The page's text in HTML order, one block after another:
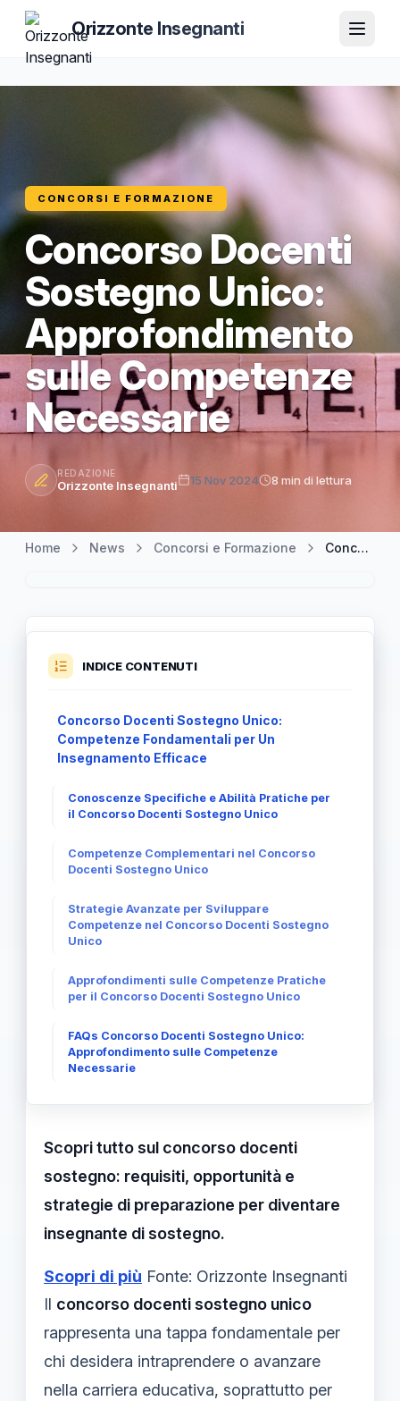
Orizzonte Insegnanti
CONCORSI E FORMAZIONE
Concorso Docenti
Sostegno Unico:
Approfondimento
sulle Competenze
Necessarie
REDAZIONE
Orizzonte Insegnanti 15 Nov 2024 8 min di lettura
Home News Concorsi e Formazione Concorso Docenti Sostegno Unico: Approfondimento sulle Competenze Necessarie
INDICE CONTENUTI
Concorso Docenti Sostegno Unico:
Competenze Fondamentali per Un
Insegnamento Efficace
Conoscenze Specifiche e Abilità Pratiche per
il Concorso Docenti Sostegno Unico
Competenze Complementari nel Concorso
Docenti Sostegno Unico
Strategie Avanzate per Sviluppare
Competenze nel Concorso Docenti Sostegno
Unico
Approfondimenti sulle Competenze Pratiche
per il Concorso Docenti Sostegno Unico
FAQs Concorso Docenti Sostegno Unico:
Approfondimento sulle Competenze
Necessarie
Scopri tutto sul concorso docenti
sostegno: requisiti, opportunità e
strategie di preparazione per diventare
insegnante di sostegno.
Scopri di più Fonte: Orizzonte Insegnanti
Il concorso docenti sostegno unico
rappresenta una tappa fondamentale per
chi desidera intraprendere o avanzare
nella carriera educativa, soprattutto per